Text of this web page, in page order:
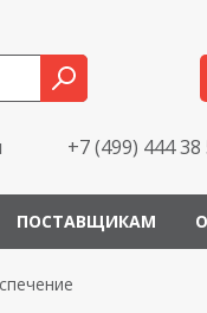
+7 (499) 444 38
ПОСТАВЩИКАМ